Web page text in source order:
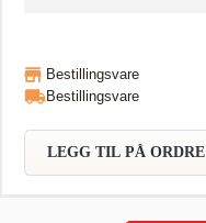
Bestillingsvare
Bestillingsvare
LEGG TIL PÅ ORDRE